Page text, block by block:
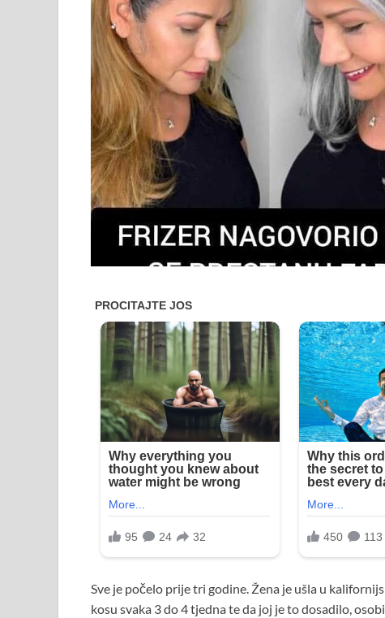
Sve je počelo prije tri godine. Žena je ušla u
kosu svaka 3 do 4 tjedna te da joj je to dosadilo,